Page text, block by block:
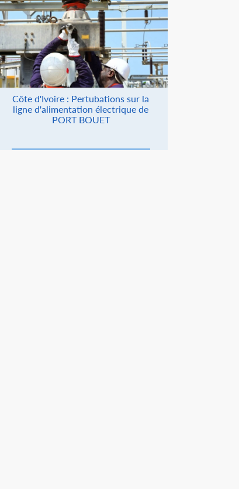
Côte d'Ivoire : Pertubations sur la
ligne d'alimentation électrique de
PORT BOUET